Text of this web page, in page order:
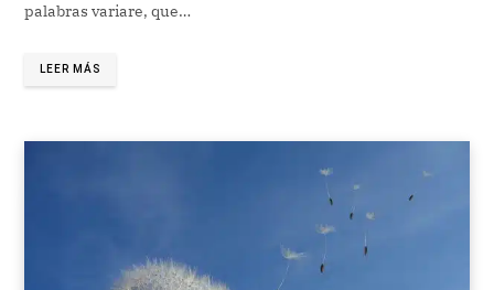
palabras variare, que…
LEER MÁS